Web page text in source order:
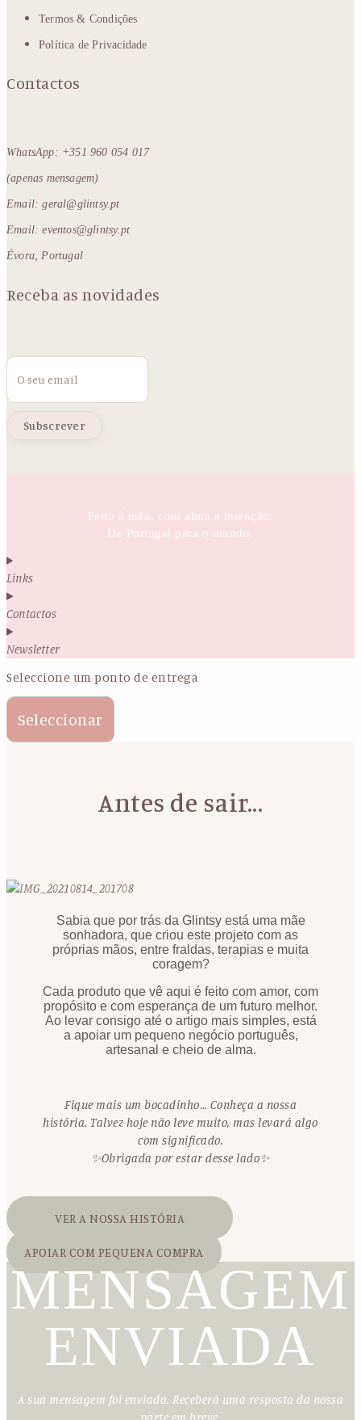
Termos & Condições
Política de Privacidade
Contactos
WhatsApp: +351 960 054 017
(apenas mensagem)
Email: geral@glintsy.pt
Email: eventos@glintsy.pt
Évora, Portugal
Receba as novidades
Email
Feito à mão, com alma e intenção.
De Portugal para o mundo.
Links
Contactos
Newsletter
Seleccione um ponto de entrega
Seleccionar
Antes de sair...
Sabia que por trás da Glintsy está uma mãe
sonhadora, que criou este projeto com as
próprias mãos, entre fraldas, terapias e muita
coragem?
Cada produto que vê aqui é feito com amor, com
propósito e com esperança de um futuro melhor.
Ao levar consigo até o artigo mais simples, está
a apoiar um pequeno negócio português,
artesanal e cheio de alma.
Fique mais um bocadinho… Conheça a nossa
história. Talvez hoje não leve muito, mas levará algo
com significado.
✨Obrigada por estar desse lado✨
VER A NOSSA HISTÓRIA
APOIAR COM PEQUENA COMPRA
MENSAGEM
ENVIADA
A sua mensagem foi enviada. Receberá uma resposta da nossa
parte em breve.